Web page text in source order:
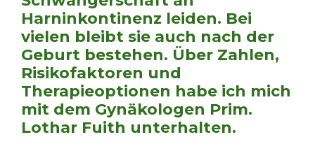
Harninkontinenz leiden. Bei
vielen bleibt sie auch nach der
Geburt bestehen. Über Zahlen,
Risikofaktoren und
Therapieoptionen habe ich mich
mit dem Gynäkologen Prim.
Lothar Fuith unterhalten.